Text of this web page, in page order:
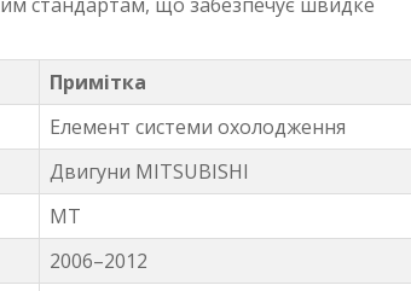
Примітка
Елемент системи охолодження
Двигуни MITSUBISHI
MT
2006–2012